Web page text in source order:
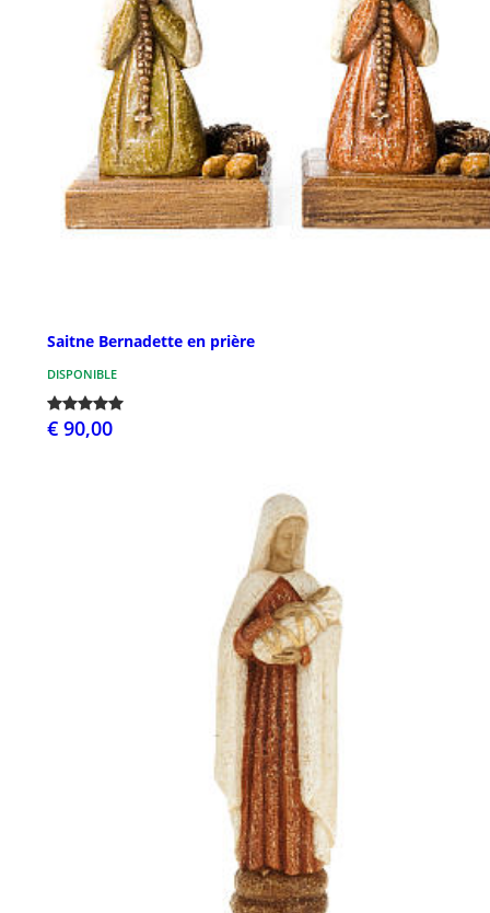
Saitne Bernadette en prière
DISPONIBLE
€ 90,00